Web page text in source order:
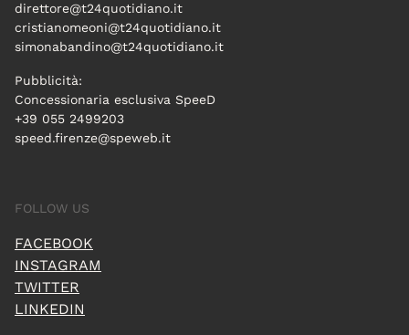
direttore@t24quotidiano.it
cristianomeoni@t24quotidiano.it
simonabandino@t24quotidiano.it
Pubblicità:
Concessionaria esclusiva SpeeD
+39 055 2499203
speed.firenze@speweb.it
FOLLOW US
FACEBOOK
INSTAGRAM
TWITTER
LINKEDIN